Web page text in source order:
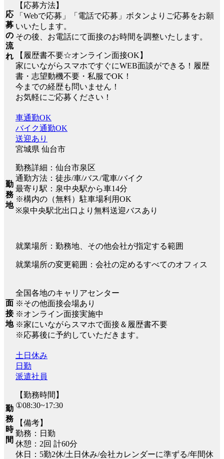
応
募
の
流
れ
【応募方法】
「Webで応募」「電話で応募」ボタンよりご応募をお願
いいたします。
その後、お電話にて面接のお時間を調整いたします。
【履歴書不要☆オンライン面接OK】
家にいながらスマホですぐにWEB面談ができる！履歴
書・志望動機不要・私服でOK！
今までの経歴も問いません！
お気軽にご応募ください！
勤
務
地
車通勤OK
バイク通勤OK
送迎あり
宮城県 仙台市
勤務詳細：仙台市泉区
通勤方法：徒歩/車/バス/電車/バイク
最寄り駅：泉中央駅から車14分
※構内の（無料）駐車場利用OK
※泉中央駅北出口より無料送迎バスあり
就業場所：勤務地、その他会社が指定する範囲
就業場所の変更範囲：会社の定めるすべてのオフィス
面
接
地
全国各地のキャリアセンター
※その他面接会場あり
※オンライン面接実施中
※家にいながらスマホで面接＆履歴書不要
※応募後に予約していただきます。
勤
務
時
間
土日休み
日勤
派遣社員
【勤務時間】
①08:30~17:30
【備考】
勤務：日勤
休憩：2回 計60分
休日：5勤2休/土日休み/会社カレンダーに準ずる/年間休